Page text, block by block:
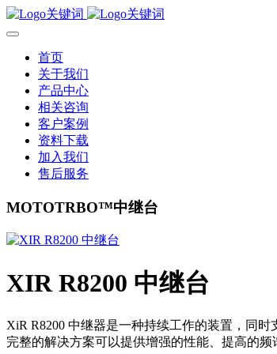
首页
关于我们
产品中心
相关咨询
客户案例
资料下载
加入我们
售后服务
MOTOTRBO™中继台
XIR R8200 中继台
XiR R8200 中继器是一种持续工作的装置，同
完整的解决方案可以提供增强的性能、提高的